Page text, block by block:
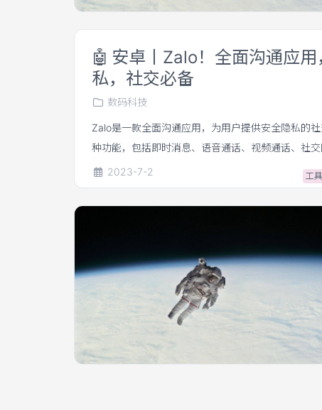
🤖 安卓丨Zalo！全面沟通应用
私，社交必备
数码科技
Zalo是一款全面沟通应用，为用户提供安全隐私的
种功能，包括即时消息、语音通话、视频通话、社
款社交必备应用，Zalo可以帮助用户与家人、朋友和
2023-7-2 工具